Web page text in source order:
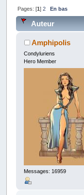
Pages: [1] 2 En bas
Auteur
Amphipolis
Condyluriens
Hero Member
Messages: 16959